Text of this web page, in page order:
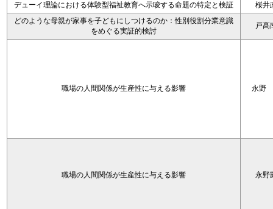
デューイ理論における体験型福祉教育へ示唆する命題の特定と検証
桜井
どのような母親が家事を子どもにしつけるのか：性別役割分業意識
をめぐる実証的検討
戸髙
職場の人間関係が生産性に与える影響 永野
職場の人間関係が生産性に与える影響 永野